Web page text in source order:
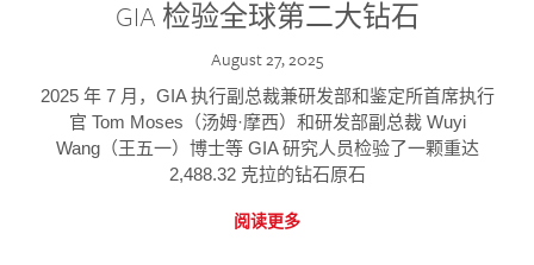
GIA 检验全球第二大钻石
August 27, 2025
2025 年 7 月，GIA 执行副总裁兼研发部和鉴定所首席执行
官 Tom Moses（汤姆·摩西）和研发部副总裁 Wuyi
Wang（王五一）博士等 GIA 研究人员检验了一颗重达
2,488.32 克拉的钻石原石
阅读更多